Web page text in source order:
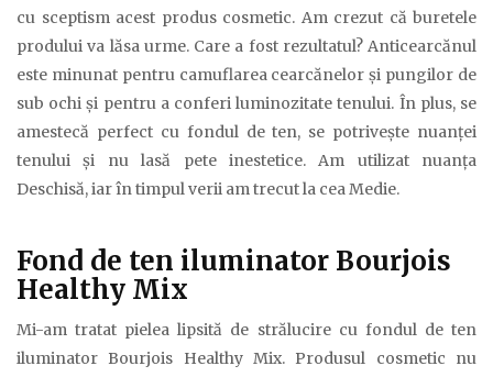
cu sceptism acest produs cosmetic. Am crezut că buretele
prodului va lăsa urme. Care a fost rezultatul? Anticearcănul
este minunat pentru camuflarea cearcănelor şi pungilor de
sub ochi şi pentru a conferi luminozitate tenului. În plus, se
amestecă perfect cu fondul de ten, se potriveşte nuanţei
tenului şi nu lasă pete inestetice. Am utilizat nuanţa
Deschisă, iar în timpul verii am trecut la cea Medie.
Fond de ten iluminator Bourjois
Healthy Mix
Mi-am tratat pielea lipsită de strălucire cu fondul de ten
iluminator Bourjois Healthy Mix. Produsul cosmetic nu